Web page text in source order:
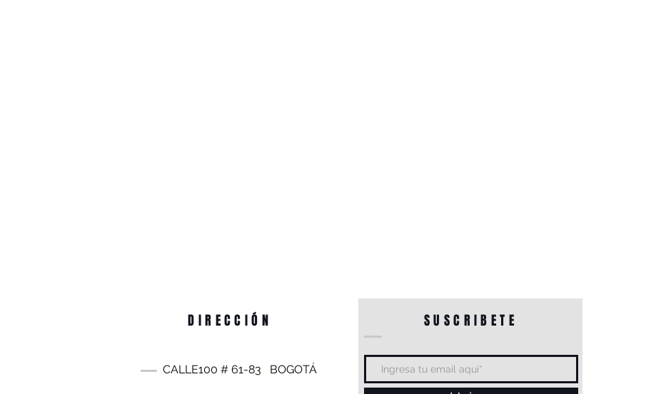
DIRECCIÓN SUSCRIBETE
CALLE100 # 61-83 BOGOTÁ